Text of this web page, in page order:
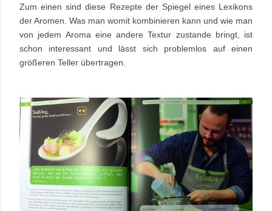
Zum einen sind diese Rezepte der Spiegel eines Lexikons
der Aromen. Was man womit kombinieren kann und wie man
von jedem Aroma eine andere Textur zustande bringt, ist
schon interessant und lässt sich problemlos auf einen
größeren Teller übertragen.